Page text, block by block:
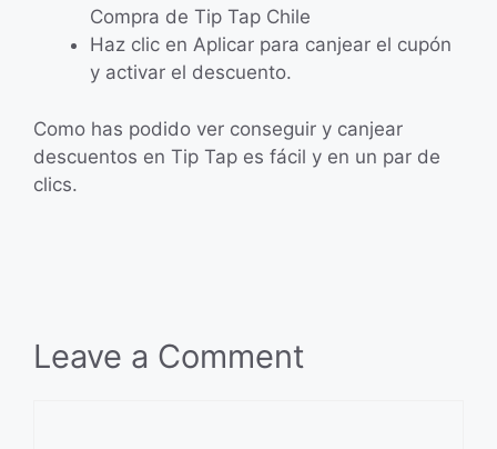
Compra de Tip Tap Chile
Haz clic en Aplicar para canjear el cupón
y activar el descuento.
Como has podido ver conseguir y canjear
descuentos en Tip Tap es fácil y en un par de
clics.
Leave a Comment